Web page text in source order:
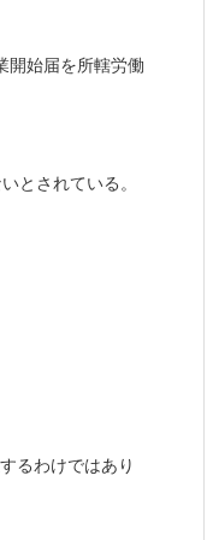
開始届を所轄労働
とされている。
るわけではあり